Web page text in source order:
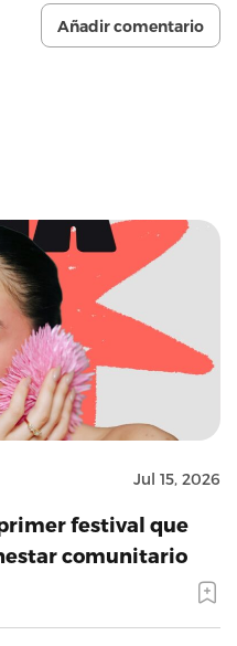
Añadir comentario
Jul 15, 2026
festival que
comunitario